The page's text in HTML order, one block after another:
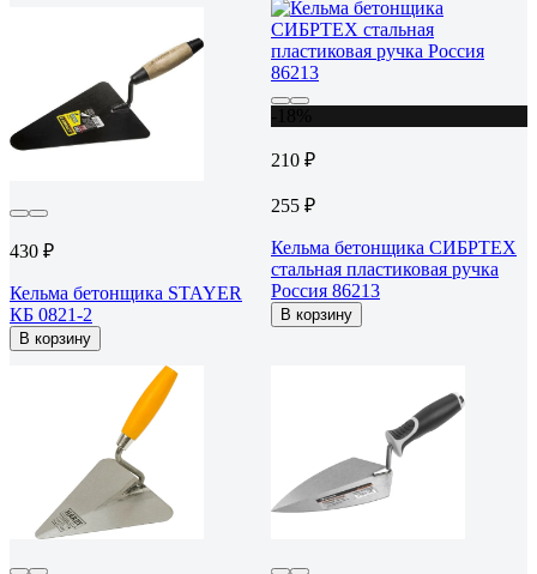
430 ₽
Кельма бетонщика STAYER
КБ 0821-2
В корзину
210 ₽
255 ₽
Кельма бетонщика СИБРТЕХ
стальная пластиковая ручка
Россия 86213
В корзину